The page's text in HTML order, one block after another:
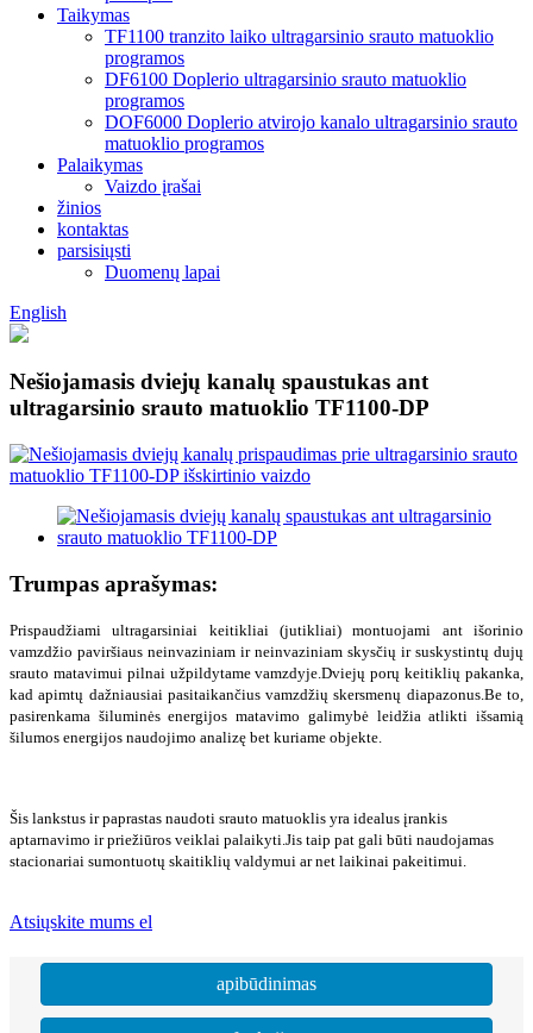
Taikymas
TF1100 tranzito laiko ultragarsinio srauto matuoklio
programos
DF6100 Doplerio ultragarsinio srauto matuoklio
programos
DOF6000 Doplerio atvirojo kanalo ultragarsinio srauto
matuoklio programos
Palaikymas
Vaizdo įrašai
žinios
kontaktas
parsisiųsti
Duomenų lapai
English
Nešiojamasis dviejų kanalų spaustukas ant
ultragarsinio srauto matuoklio TF1100-DP
Trumpas aprašymas:
Prispaudžiami ultragarsiniai keitikliai (jutikliai) montuojami ant išorinio
vamzdžio paviršiaus neinvaziniam ir neinvaziniam skysčių ir suskystintų dujų
srauto matavimui pilnai užpildytame vamzdyje.Dviejų porų keitiklių pakanka,
kad apimtų dažniausiai pasitaikančius vamzdžių skersmenų diapazonus.Be to,
pasirenkama šiluminės energijos matavimo galimybė leidžia atlikti išsamią
šilumos energijos naudojimo analizę bet kuriame objekte.
Šis lankstus ir paprastas naudoti srauto matuoklis yra idealus įrankis
aptarnavimo ir priežiūros veiklai palaikyti.Jis taip pat gali būti naudojamas
stacionariai sumontuotų skaitiklių valdymui ar net laikinai pakeitimui.
Atsiųskite mums el
apibūdinimas